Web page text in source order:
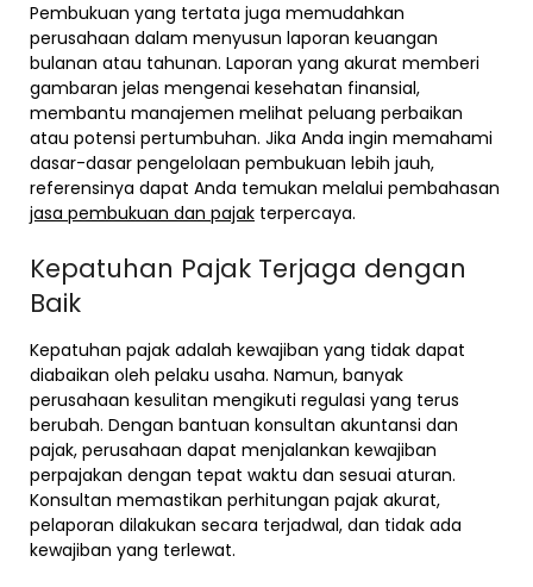
Pembukuan yang tertata juga memudahkan
perusahaan dalam menyusun laporan keuangan
bulanan atau tahunan. Laporan yang akurat memberi
gambaran jelas mengenai kesehatan finansial,
membantu manajemen melihat peluang perbaikan
atau potensi pertumbuhan. Jika Anda ingin memahami
dasar-dasar pengelolaan pembukuan lebih jauh,
referensinya dapat Anda temukan melalui pembahasan
jasa pembukuan dan pajak terpercaya.
Kepatuhan Pajak Terjaga dengan
Baik
Kepatuhan pajak adalah kewajiban yang tidak dapat
diabaikan oleh pelaku usaha. Namun, banyak
perusahaan kesulitan mengikuti regulasi yang terus
berubah. Dengan bantuan konsultan akuntansi dan
pajak, perusahaan dapat menjalankan kewajiban
perpajakan dengan tepat waktu dan sesuai aturan.
Konsultan memastikan perhitungan pajak akurat,
pelaporan dilakukan secara terjadwal, dan tidak ada
kewajiban yang terlewat.